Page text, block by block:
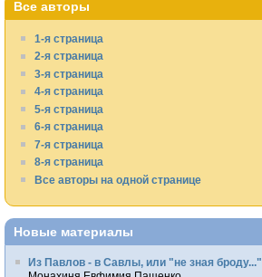
Все авторы
1-я страница
2-я страница
3-я страница
4-я страница
5-я страница
6-я страница
7-я страница
8-я страница
Все авторы на одной странице
Новые материалы
Из Павлов - в Савлы, или "не зная броду..."